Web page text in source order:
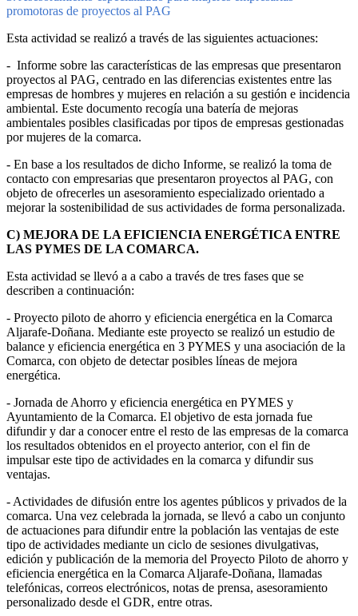
promotoras de proyectos al PAG
Esta actividad se realizó a través de las siguientes actuaciones:
- Informe sobre las características de las empresas que presentaron
proyectos al PAG, centrado en las diferencias existentes entre las
empresas de hombres y mujeres en relación a su gestión e incidencia
ambiental. Este documento recogía una batería de mejoras
ambientales posibles clasificadas por tipos de empresas gestionadas
por mujeres de la comarca.
- En base a los resultados de dicho Informe, se realizó la toma de
contacto con empresarias que presentaron proyectos al PAG, con
objeto de ofrecerles un asesoramiento especializado orientado a
mejorar la sostenibilidad de sus actividades de forma personalizada.
C) MEJORA DE LA EFICIENCIA ENERGÉTICA ENTRE
LAS PYMES DE LA COMARCA.
Esta actividad se llevó a a cabo a través de tres fases que se
describen a continuación:
- Proyecto piloto de ahorro y eficiencia energética en la Comarca
Aljarafe-Doñana. Mediante este proyecto se realizó un estudio de
balance y eficiencia energética en 3 PYMES y una asociación de la
Comarca, con objeto de detectar posibles líneas de mejora
energética.
- Jornada de Ahorro y eficiencia energética en PYMES y
Ayuntamiento de la Comarca. El objetivo de esta jornada fue
difundir y dar a conocer entre el resto de las empresas de la comarca
los resultados obtenidos en el proyecto anterior, con el fin de
impulsar este tipo de actividades en la comarca y difundir sus
ventajas.
- Actividades de difusión entre los agentes públicos y privados de la
comarca. Una vez celebrada la jornada, se llevó a cabo un conjunto
de actuaciones para difundir entre la población las ventajas de este
tipo de actividades mediante un ciclo de sesiones divulgativas,
edición y publicación de la memoria del Proyecto Piloto de ahorro y
eficiencia energética en la Comarca Aljarafe-Doñana, llamadas
telefónicas, correos electrónicos, notas de prensa, asesoramiento
personalizado desde el GDR, entre otras.